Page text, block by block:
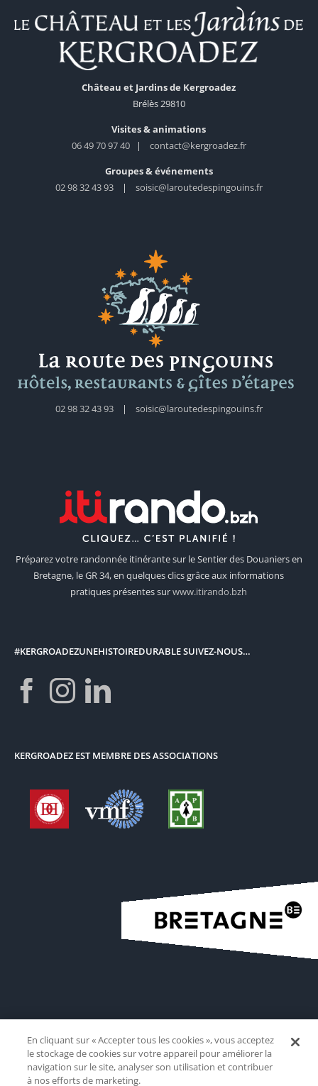
Château et Jardins de Kergroadez
Brélès 29810
Visites & animations
06 49 70 97 40
| contact@kergroadez.fr
Groupes & événements
02 98 32 43 93| soisic@laroutedespingouins.fr
02 98 32 43 93| soisic@laroutedespingouins.fr
Préparez votre randonnée itinérante sur le Sentier des Douaniers en
Bretagne, le GR 34, en quelques clics grâce aux informations
pratiques présentes surwww.itirando.bzh
#KERGROADEZUNEHISTOIREDURABLE SUIVEZ-NOUS…
KERGROADEZ EST MEMBRE DES ASSOCIATIONS
En cliquant sur « Accepter tous les cookies », vous acceptez
le stockage de cookies sur votre appareil pour améliorer la
navigation sur le site, analyser son utilisation et contribuer
à nos efforts de marketing.